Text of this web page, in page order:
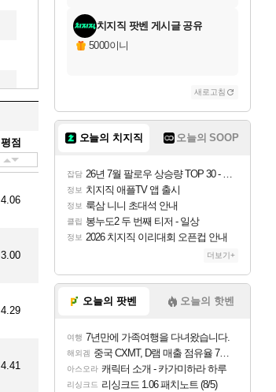
평점
4.06
3.00
4.29
4.41
치지직 팟벤 게시글 공유
5000이니
새로고침
오늘의 치지직 오늘의 SOOP
잡담 26년 7월 팔로우 상승량 TOP 30 - 월간 치지직
정보 치지직 애플TV 앱 출시
정보 룩삼 니니 초대석 안내
클립 봉누도2 두 번째 티저 - 일상
정보 2026 치지직 이리대회 오픈컵 안내
더보기+
오늘의 팟벤 오늘의 핫벤
여행 7년만에 가족여행을 다녀왔습니다.
해외겜 중국 CXMT, D램 매출 점유율 7%…글로벌 4위로 부상
아스오라 캐릭터 소개 - 카가미하라 하루
리싱크드 리싱크드 1.06 패치노트 (8/5)